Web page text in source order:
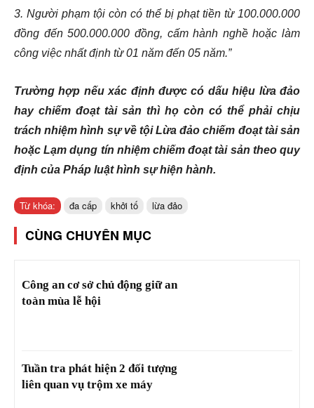
3. Người phạm tội còn có thể bị phạt tiền từ 100.000.000
đồng đến 500.000.000 đồng, cấm hành nghề hoặc làm
công việc nhất định từ 01 năm đến 05 năm.”
Trường hợp nếu xác định được có dấu hiệu lừa đảo
hay chiếm đoạt tài sản thì họ còn có thể phải chịu
trách nhiệm hình sự về tội Lừa đảo chiếm đoạt tài sản
hoặc Lạm dụng tín nhiệm chiếm đoạt tài sản theo quy
định của Pháp luật hình sự hiện hành.
Từ khóa: đa cấp khởi tố lừa đảo
CÙNG CHUYÊN MỤC
Công an cơ sở chủ động giữ an
toàn mùa lễ hội
Tuần tra phát hiện 2 đối tượng
liên quan vụ trộm xe máy